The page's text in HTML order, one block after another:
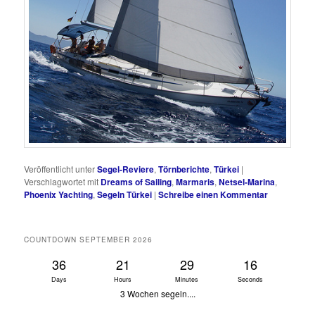
Veröffentlicht unterSegel-Reviere,Törnberichte,Türkei |
Verschlagwortet mit Dreams of Sailing,Marmaris,Netsel-Marina,
Phoenix Yachting,Segeln Türkei |Schreibe einen Kommentar
COUNTDOWN SEPTEMBER 2026
36
Days
21
Hours
29
Minutes
15
Seconds
3 Wochen segeln....